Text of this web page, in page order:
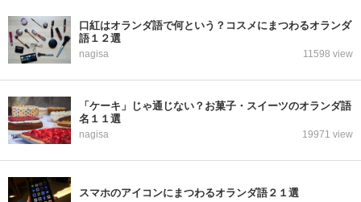
口紅はオランダ語で何という？コスメにまつわるオランダ
語１２選
nagisa 11598 view
「ケーキ」じゃ通じない？お菓子・スイーツのオランダ語
名１１選
nagisa 19971 view
スマホのアイコンにまつわるオランダ語２１選